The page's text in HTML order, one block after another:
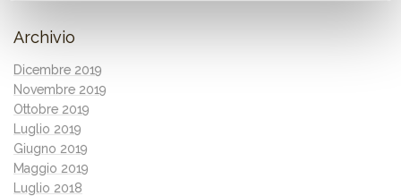
Archivio
Dicembre 2019
Novembre 2019
Ottobre 2019
Luglio 2019
Giugno 2019
Maggio 2019
Luglio 2018